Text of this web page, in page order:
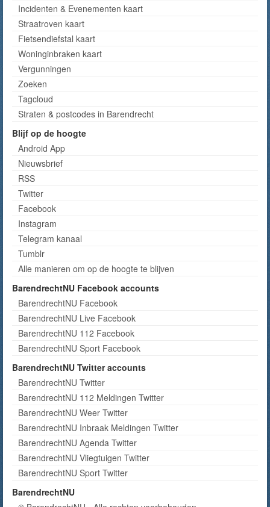
Incidenten & Evenementen kaart
Straatroven kaart
Fietsendiefstal kaart
Woninginbraken kaart
Vergunningen
Zoeken
Tagcloud
Straten & postcodes in Barendrecht
Blijf op de hoogte
Android App
Nieuwsbrief
RSS
Twitter
Facebook
Instagram
Telegram kanaal
Tumblr
Alle manieren om op de hoogte te blijven
BarendrechtNU Facebook accounts
BarendrechtNU Facebook
BarendrechtNU Live Facebook
BarendrechtNU 112 Facebook
BarendrechtNU Sport Facebook
BarendrechtNU Twitter accounts
BarendrechtNU Twitter
BarendrechtNU 112 Meldingen Twitter
BarendrechtNU Weer Twitter
BarendrechtNU Inbraak Meldingen Twitter
BarendrechtNU Agenda Twitter
BarendrechtNU Vliegtuigen Twitter
BarendrechtNU Sport Twitter
BarendrechtNU